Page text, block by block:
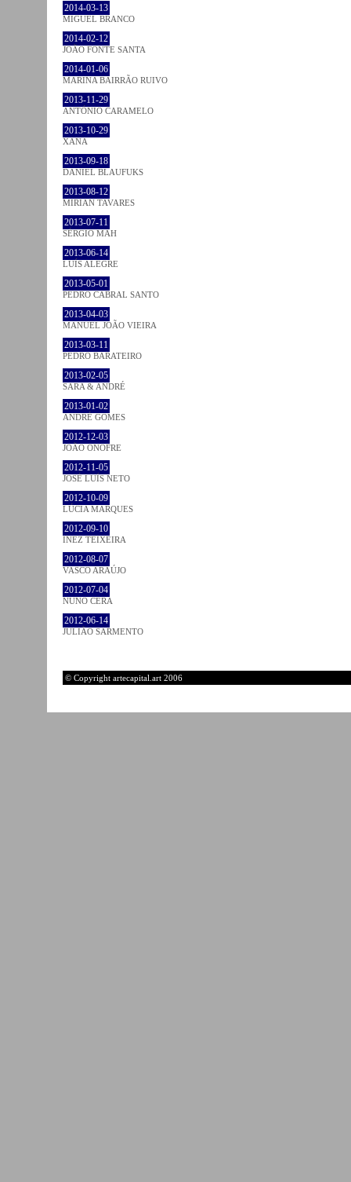
2014-03-13
MIGUEL BRANCO
2014-02-12
JOÃO FONTE SANTA
2014-01-06
MARINA BAIRRÃO RUIVO
2013-11-29
ANTÓNIO CARAMELO
2013-10-29
XANA
2013-09-18
DANIEL BLAUFUKS
2013-08-12
MIRIAN TAVARES
2013-07-11
SÉRGIO MAH
2013-06-14
LUÍS ALEGRE
2013-05-01
PEDRO CABRAL SANTO
2013-04-03
MANUEL JOÃO VIEIRA
2013-03-11
PEDRO BARATEIRO
2013-02-05
SARA & ANDRÉ
2013-01-02
ANDRÉ GOMES
2012-12-03
JOÃO ONOFRE
2012-11-05
JOSÉ LUÍS NETO
2012-10-09
LÚCIA MARQUES
2012-09-10
INEZ TEIXEIRA
2012-08-07
VASCO ARAÚJO
2012-07-04
NUNO CERA
2012-06-14
JULIÃO SARMENTO
© Copyright artecapital.art 2006